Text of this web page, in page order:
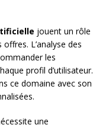
jouent un rôle
L’analyse des
les
profil d’utilisateur.
ce domaine avec son
une